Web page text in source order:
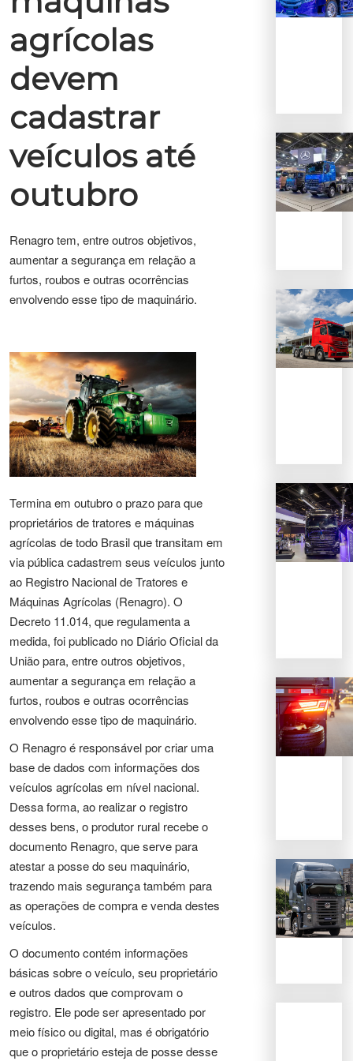
agrícolas
devem
cadastrar
veículos até
outubro
Renagro tem, entre outros objetivos,
aumentar a segurança em relação a
furtos, roubos e outras ocorrências
envolvendo esse tipo de maquinário.
Termina em outubro o prazo para que
proprietários de tratores e máquinas
agrícolas de todo Brasil que transitam em
via pública cadastrem seus veículos junto
ao Registro Nacional de Tratores e
Máquinas Agrícolas (Renagro). O
Decreto 11.014, que regulamenta a
medida, foi publicado no Diário Oficial da
União para, entre outros objetivos,
aumentar a segurança em relação a
furtos, roubos e outras ocorrências
envolvendo esse tipo de maquinário.
O Renagro é responsável por criar uma
base de dados com informações dos
veículos agrícolas em nível nacional.
Dessa forma, ao realizar o registro
desses bens, o produtor rural recebe o
documento Renagro, que serve para
atestar a posse do seu maquinário,
trazendo mais segurança também para
as operações de compra e venda destes
veículos.
O documento contém informações
básicas sobre o veículo, seu proprietário
e outros dados que comprovam o
registro. Ele pode ser apresentado por
meio físico ou digital, mas é obrigatório
que o proprietário esteja de posse desse